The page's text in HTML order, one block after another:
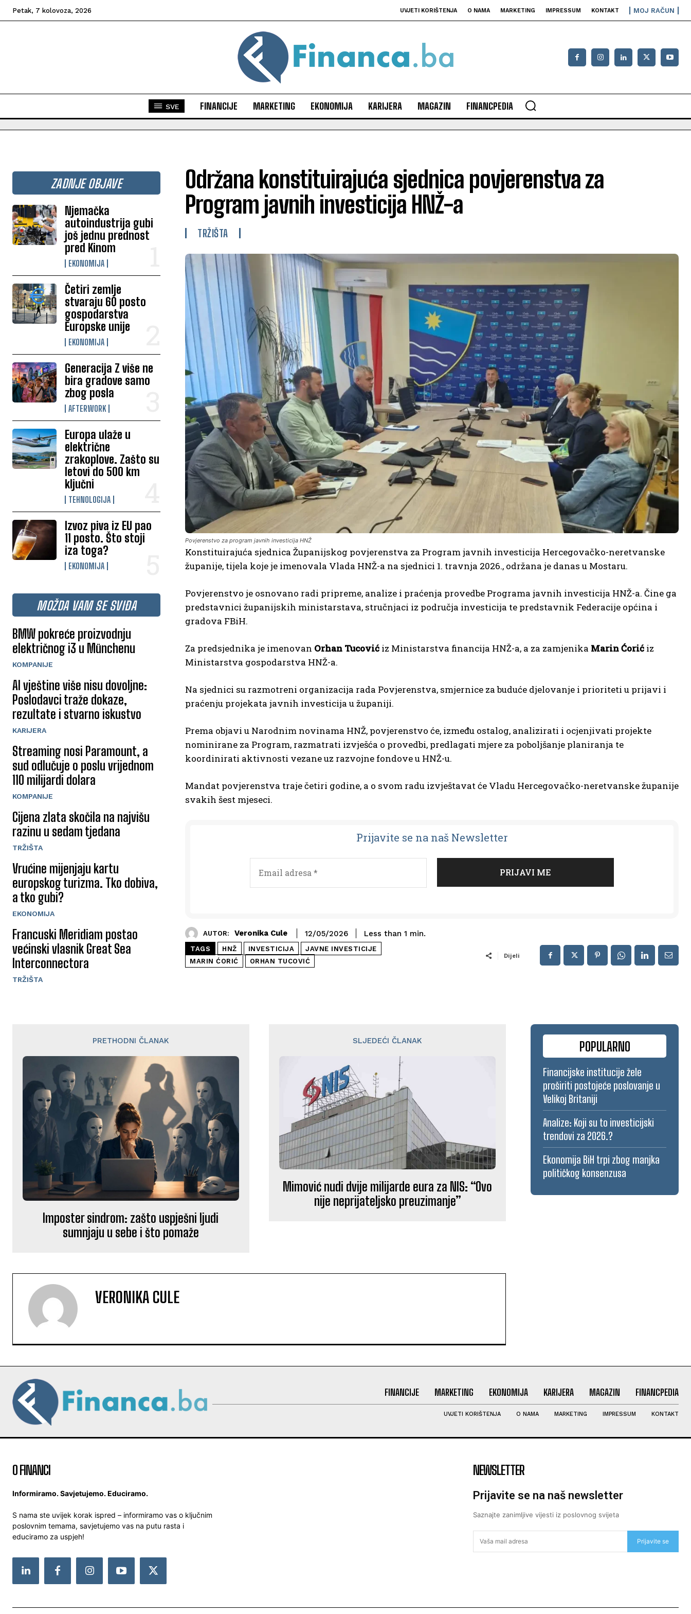
Petak, 7 kolovoza, 2026 UVJETI KORIŠTENJA O NAMA MARKETING IMPRESSUM KONTAKT MOJ RAČUN
SVE FINANCIJE MARKETING EKONOMIJA KARIJERA MAGAZIN FINANCPEDIA
ZADNJE OBJAVE
Njemačka
autoindustrija gubi
još jednu prednost
pred Kinom
EKONOMIJA
Četiri zemlje
stvaraju 60 posto
gospodarstva
Europske unije
EKONOMIJA
Generacija Z više ne
bira gradove samo
zbog posla
AFTERWORK
Europa ulaže u
električne
zrakoplove. Zašto su
letovi do 500 km
ključni
TEHNOLOGIJA
Izvoz piva iz EU pao
11 posto. Što stoji
iza toga?
EKONOMIJA
MOŽDA VAM SE SVIĐA
BMW pokreće proizvodnju
električnog i3 u Münchenu
KOMPANIJE
AI vještine više nisu dovoljne:
Poslodavci traže dokaze,
rezultate i stvarno iskustvo
KARIJERA
Streaming nosi Paramount, a
sud odlučuje o poslu vrijednom
110 milijardi dolara
KOMPANIJE
Cijena zlata skočila na najvišu
razinu u sedam tjedana
TRŽIŠTA
Vrućine mijenjaju kartu
europskog turizma. Tko dobiva,
a tko gubi?
EKONOMIJA
Francuski Meridiam postao
većinski vlasnik Great Sea
Interconnectora
TRŽIŠTA
Održana konstituirajuća sjednica povjerenstva za
Program javnih investicija HNŽ-a
TRŽIŠTA
Povjerenstvo za program javnih investicija HNŽ
Konstituirajuća sjednica Županijskog povjerenstva za Program javnih investicija Hercegovačko-neretvanske
županije, tijela koje je imenovala Vlada HNŽ-a na sjednici 1. travnja 2026., održana je danas u Mostaru.
Povjerenstvo je osnovano radi pripreme, analize i praćenja provedbe Programa javnih investicija HNŽ-a. Čine ga
predstavnici županijskih ministarstava, stručnjaci iz područja investicija te predstavnik Federacije općina i
gradova FBiH.
Za predsjednika je imenovan Orhan Tucović iz Ministarstva financija HNŽ-a, a za zamjenika Marin Ćorić iz
Ministarstva gospodarstva HNŽ-a.
Na sjednici su razmotreni organizacija rada Povjerenstva, smjernice za buduće djelovanje i prioriteti u prijavi i
praćenju projekata javnih investicija u županiji.
Prema objavi u Narodnim novinama HNŽ, povjerenstvo će, između ostalog, analizirati i ocjenjivati projekte
nominirane za Program, razmatrati izvješća o provedbi, predlagati mjere za poboljšanje planiranja te
koordinirati aktivnosti vezane uz razvojne fondove u HNŽ-u.
Mandat povjerenstva traje četiri godine, a o svom radu izvještavat će Vladu Hercegovačko-neretvanske županije
svakih šest mjeseci.
Prijavite se na naš Newsletter
AUTOR: Veronika Cule 12/05/2026 Less than 1 min.
TAGS HNŽ INVESTICIJA
JAVNE INVESTICIJE
MARIN ĆORIĆ
ORHAN TUCOVIĆ
Dijeli
PRETHODNI ČLANAK
Imposter sindrom: zašto uspješni ljudi
sumnjaju u sebe i što pomaže
SLJEDEĆI ČLANAK
Mimović nudi dvije milijarde eura za NIS: “Ovo
nije neprijateljsko preuzimanje”
VERONIKA CULE
POPULARNO
Financijske institucije žele
proširiti postojeće poslovanje u
Velikoj Britaniji
Analize: Koji su to investicijski
trendovi za 2026.?
Ekonomija BiH trpi zbog manjka
političkog konsenzusa
FINANCIJE MARKETING EKONOMIJA KARIJERA MAGAZIN FINANCPEDIA
UVJETI KORIŠTENJA O NAMA MARKETING IMPRESSUM KONTAKT
O FINANCI
Informiramo. Savjetujemo. Educiramo.
S nama ste uvijek korak ispred – informiramo vas o ključnim
poslovnim temama, savjetujemo vas na putu rasta i
educiramo za uspjeh!
NEWSLETTER
Prijavite se na naš newsletter
Saznajte zanimljive vijesti iz poslovnog svijeta
Prijavite se